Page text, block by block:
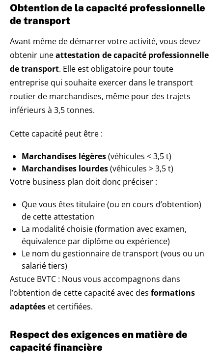
Obtention de la capacité professionnelle
de transport
Avant même de démarrer votre activité, vous devez
obtenir uneattestation de capacité professionnelle
de transport. Elle est obligatoire pour toute
entreprise qui souhaite exercer dans le transport
routier de marchandises, même pour des trajets
inférieurs à 3,5 tonnes.
Cette capacité peut être :
Marchandises légères(véhicules < 3,5 t)
Marchandises lourdes(véhicules > 3,5 t)
Votre business plan doit donc préciser :
Que vous êtes titulaire (ou en cours d’obtention)
de cette attestation
La modalité choisie (formation avec examen,
équivalence par diplôme ou expérience)
Le nom du gestionnaire de transport (vous ou un
salarié tiers)
Astuce BVTC : Nous vous accompagnons dans
l’obtention de cette capacité avec des formations
adaptées et certifiées.
Respect des exigences en matière de
capacité financière